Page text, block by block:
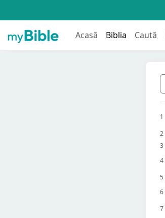
Acasă Biblia Caută
1
2
3
4
5
6
7